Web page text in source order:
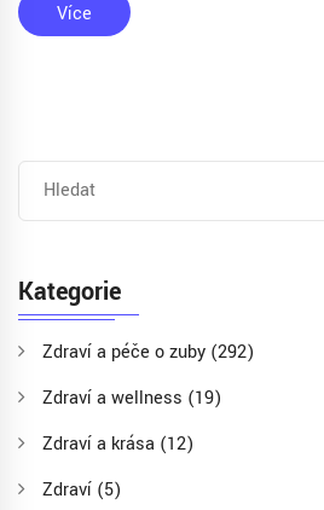
Více
Kategorie
Zdraví a péče o zuby (292)
Zdraví a wellness (19)
Zdraví a krása (12)
Zdraví (5)